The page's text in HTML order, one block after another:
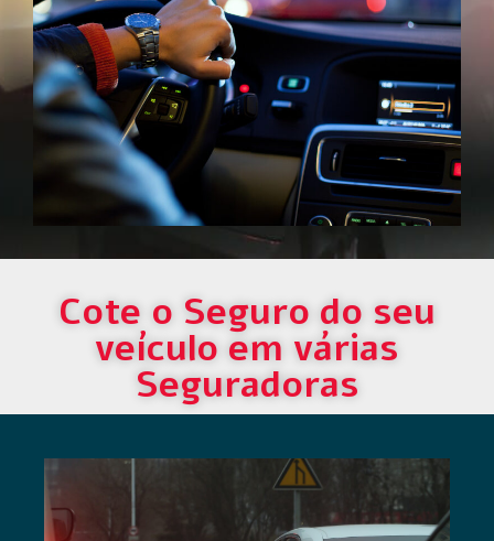
Cote o Seguro do seu
veículo em várias
Seguradoras